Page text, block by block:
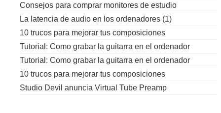
Consejos para comprar monitores de estudio
La latencia de audio en los ordenadores (1)
10 trucos para mejorar tus composiciones
Tutorial: Como grabar la guitarra en el ordenador
Tutorial: Como grabar la guitarra en el ordenador
10 trucos para mejorar tus composiciones
Studio Devil anuncia Virtual Tube Preamp